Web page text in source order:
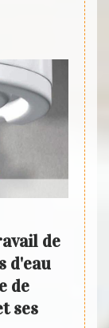
de
d'eau
de
ses
À